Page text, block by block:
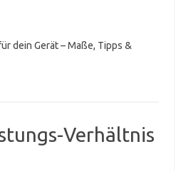
dein Gerät – Maße, Tipps &
Verhältnis